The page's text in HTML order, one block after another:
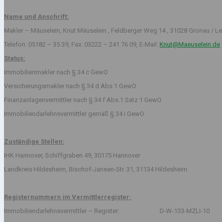
Name und Anschrift:
Makler – Mäuselein, Knut Mäuselein , Feldberger Weg 14 , 31028 Gronau /
Telefon: 05182 – 35 39, Fax: 03222 – 241 76 09, E-Mail: Knut@Maeuselein.de
Status:
Immobilienmakler nach § 34 c GewO
Versicherungsmakler nach § 34 d Abs.1 GewO
Finanzanlagenvermittler nach § 34 f Abs.1 Satz 1 GewO
Immobiliendarlehnsvermittler gemäß § 34 i GewO
Zuständige Stellen:
IHK Hannover, Schiffgraben 49, 30175 Hannover
Landkreis Hildesheim, Bischof-Jansen-Str. 31, 31134 Hildesheim
Registernummern im Vermittlerregister:
Immobiliendarlehnsvermittler – Register: D-W-133-MZLI-10